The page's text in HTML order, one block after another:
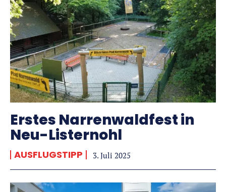
Erstes Narrenwaldfest in
Neu-Listernohl
AUSFLUGSTIPP 3. Juli 2025